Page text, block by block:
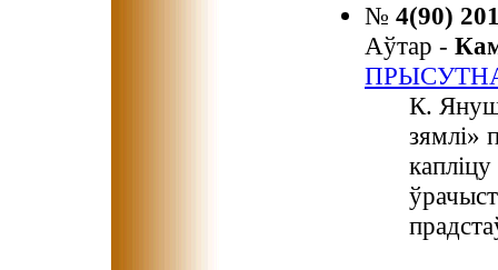
№ 4(90)
Аўтар -
К.
зямлі»